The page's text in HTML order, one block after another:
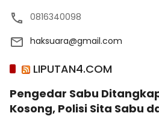
0816340098
haksuara@gmail.com
LIPUTAN4.COM
Pengedar Sabu
Kosong, Polisi Sita Sabu